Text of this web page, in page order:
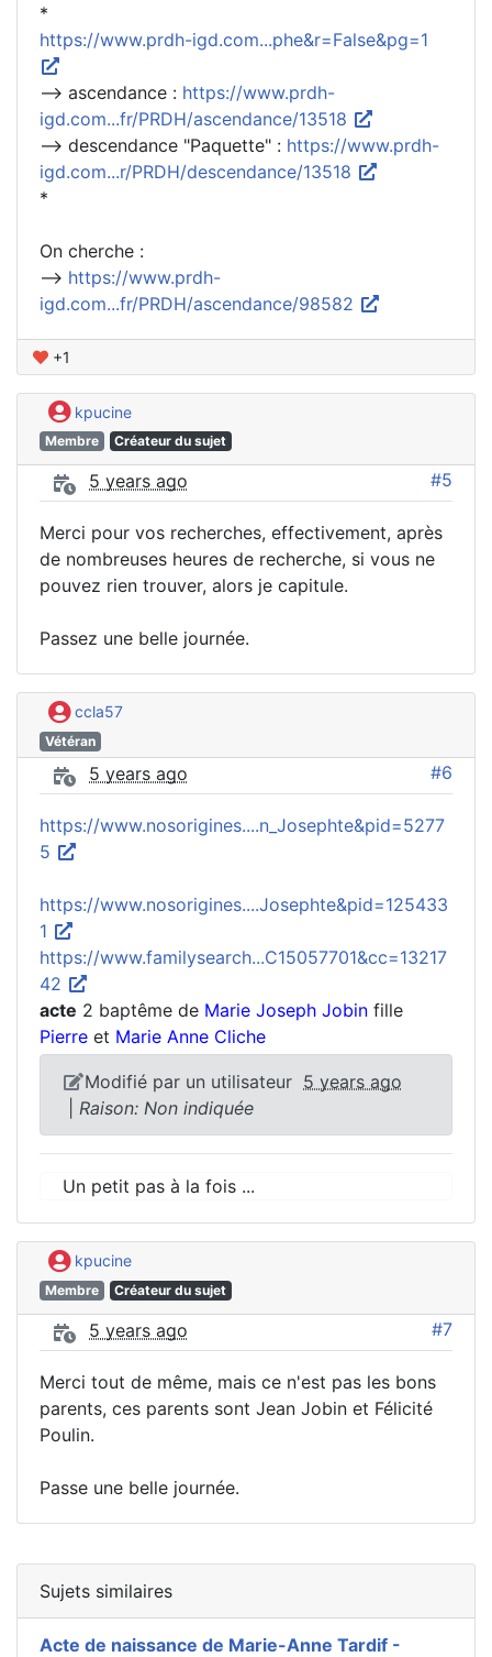
*
https://www.prdh-igd.com...phe&r=False&pg=1
--> ascendance : https://www.prdh-
igd.com...fr/PRDH/ascendance/13518
--> descendance "Paquette" : https://www.prdh-
igd.com...r/PRDH/descendance/13518
*
On cherche :
--> https://www.prdh-
igd.com...fr/PRDH/ascendance/98582
+1
kpucine
Membre Créateur du sujet
5 years ago #5
Merci pour vos recherches, effectivement, après
de nombreuses heures de recherche, si vous ne
pouvez rien trouver, alors je capitule.
Passez une belle journée.
ccla57
Vétéran
5 years ago #6
https://www.nosorigines....n_Josephte&pid=5277
5
https://www.nosorigines....Josephte&pid=125433
1
https://www.familysearch...C15057701&cc=13217
42
acte 2 baptême de Marie Joseph Jobin fille
Pierre et Marie Anne Cliche
Modifié par un utilisateur 5 years ago
Raison: Non indiquée
Un petit pas à la fois ...
kpucine
Membre Créateur du sujet
5 years ago #7
Merci tout de même, mais ce n'est pas les bons
parents, ces parents sont Jean Jobin et Félicité
Poulin.
Passe une belle journée.
Sujets similaires
Acte de naissance de Marie-Anne Tardif -